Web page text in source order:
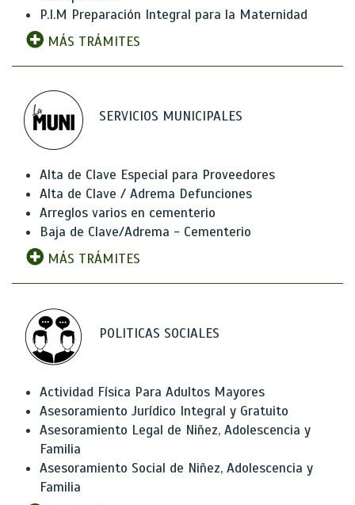
P.I.M Preparación Integral para la Maternidad
MÁS TRÁMITES
SERVICIOS MUNICIPALES
Alta de Clave Especial para Proveedores
Alta de Clave / Adrema Defunciones
Arreglos varios en cementerio
Baja de Clave/Adrema - Cementerio
MÁS TRÁMITES
POLITICAS SOCIALES
Actividad Física Para Adultos Mayores
Asesoramiento Jurídico Integral y Gratuito
Asesoramiento Legal de Niñez, Adolescencia y
Familia
Asesoramiento Social de Niñez, Adolescencia y
Familia